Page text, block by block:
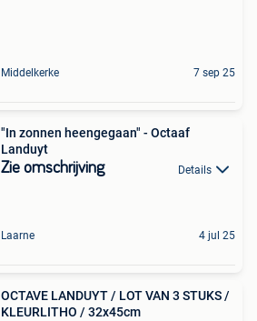
Middelkerke 7 sep 25
"In zonnen heengegaan" - Octaaf
Landuyt
Zie omschrijving Details
Laarne 4 jul 25
OCTAVE LANDUYT / LOT VAN 3 STUKS /
KLEURLITHO / 32x45cm